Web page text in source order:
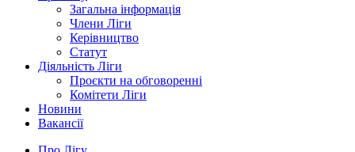
Загальна інформація
Члени Ліги
Керівництво
Статут
Діяльність Ліги
Проєкти на обговоренні
Комітети Ліги
Новини
Вакансії